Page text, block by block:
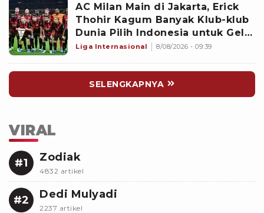
AC Milan Main di Jakarta, Erick
Thohir Kagum Banyak Klub-klub
Dunia Pilih Indonesia untuk Gelar
Pramusim: Dampaknya Positif
Liga Internasional 8/08/2026 - 09:39
SELENGKAPNYA
VIRAL
#1 Zodiak
4832 artikel
#2 Dedi Mulyadi
2237 artikel